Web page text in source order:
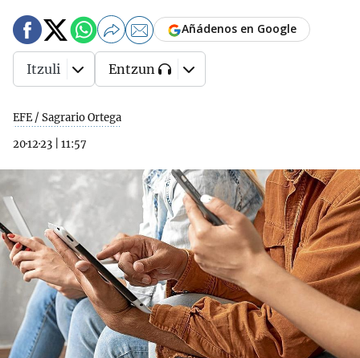
EFE / Sagrario Ortega
20·12·23
11:57
Añádenos en Google
Itzuli Entzun